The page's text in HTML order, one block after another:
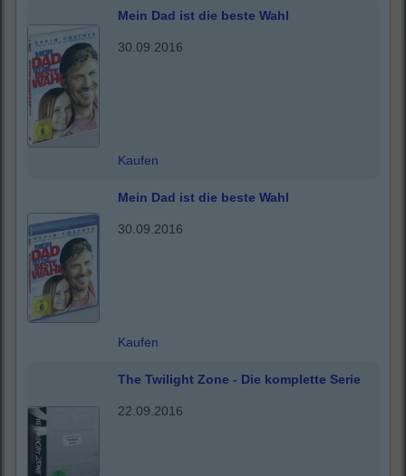
Mein Dad ist die beste Wahl
30.09.2016
Kaufen
Mein Dad ist die beste Wahl
30.09.2016
Kaufen
The Twilight Zone - Die komplette Serie
22.09.2016